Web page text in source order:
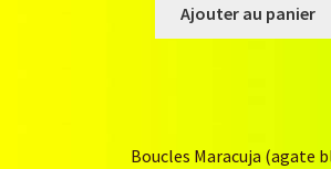
Ajouter au panier
Boucles Maracuja (agate